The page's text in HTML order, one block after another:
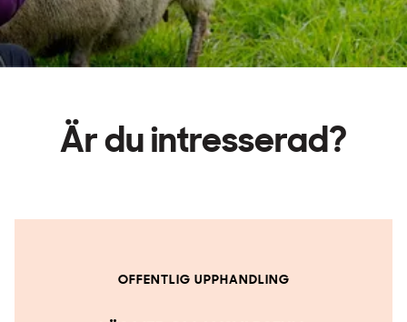
Är du intresserad?
OFFENTLIG UPPHANDLING